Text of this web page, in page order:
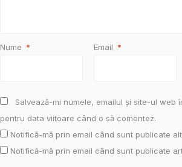
Nume * Email *
Salvează-mi numele, emailul și site-ul web
pentru data viitoare când o să comentez.
Notifică-mă prin email când sunt publicate
Notifică-mă prin email când sunt publicate